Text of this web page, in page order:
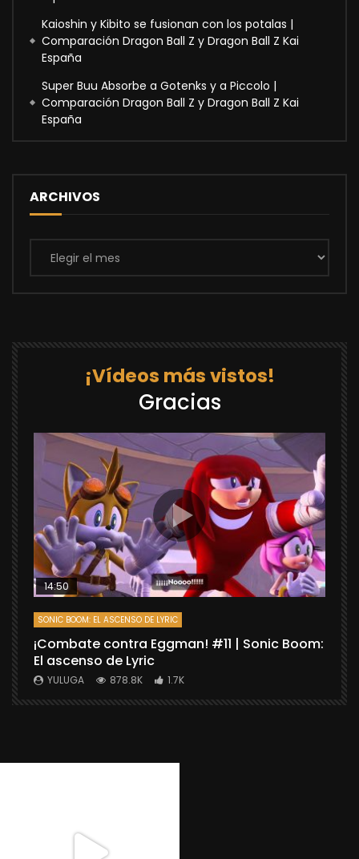
Kaioshin y Kibito se fusionan con los potalas |
Comparación Dragon Ball Z y Dragon Ball Z Kai
España
Super Buu Absorbe a Gotenks y a Piccolo |
Comparación Dragon Ball Z y Dragon Ball Z Kai
España
ARCHIVOS
Archivos
¡Vídeos más vistos!
Gracias
14:50
SONIC BOOM: EL ASCENSO DE LYRIC
¡Combate contra Eggman! #11 | Sonic Boom:
El ascenso de Lyric
YULUGA 878.8K 1.7K